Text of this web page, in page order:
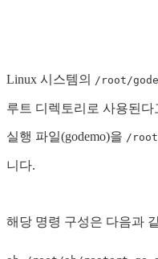
Linux 시스템의 /root/
루트 디렉토리로 사용된다
실행 파일(godemo)을 /
니다.
해당 명령 구성은 다음과